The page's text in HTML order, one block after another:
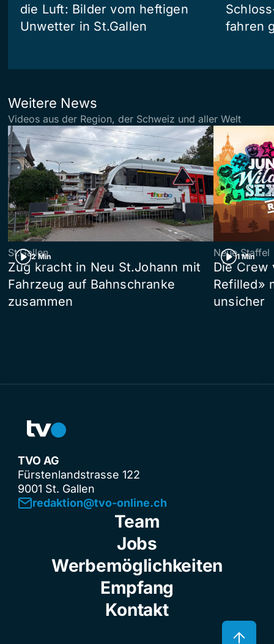
die Luft: Bilder vom heftigen
Unwetter in St.Gallen
fahren
Weitere News
Videos aus der Region, der Schweiz und aller Welt
2 Min
St.Gallen
Zug kracht in Neu St.Johann mit
Fahrzeug auf Bahnschranke
zusammen
1 Min
Neue Staffel
Die Crew
Refilled»
unsicher
TVO AG
Fürstenlandstrasse 122
9001 St. Gallen
redaktion@tvo-online.ch
Team
Jobs
Werbemöglichkeiten
Empfang
Kontakt